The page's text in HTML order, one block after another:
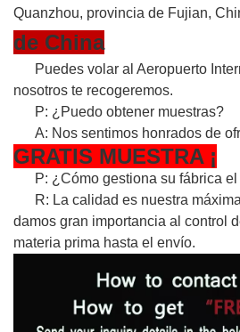
Quanzhou, provincia de Fujian,
de China
Puedes volar al Aeropuerto
nosotros te recogeremos.
P: ¿Puedo obtener muestras?
A: Nos sentimos honrados de
GRATIS MUESTRA ¡
P: ¿Cómo gestiona su fábrica
R: La calidad es nuestra
damos gran importancia al control
materia prima hasta el envío.